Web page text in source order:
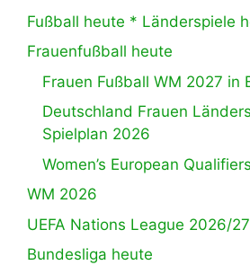
Fußball heute * Länderspiele
Frauenfußball heute
Frauen Fußball WM 2027 in
Deutschland Frauen
Spielplan 2026
Women’s European
WM 2026
UEFA Nations League 2026/
Bundesliga heute